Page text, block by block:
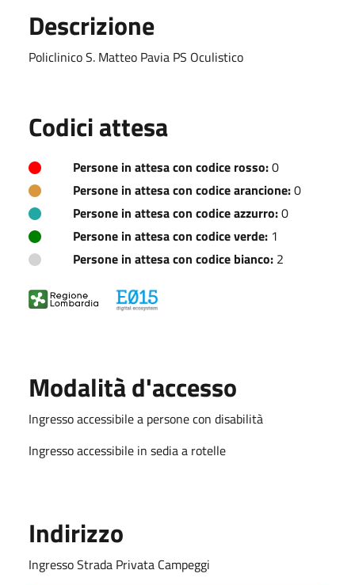
Descrizione
Policlinico S. Matteo Pavia PS Oculistico
Codici attesa
Persone in attesa con codice rosso:0
Persone in attesa con codice arancione:0
Persone in attesa con codice azzurro:0
Persone in attesa con codice verde: 1
Persone in attesa con codice bianco: 2
Modalità d'accesso
Ingresso accessibile a persone con disabilità
Ingresso accessibile in sedia a rotelle
Indirizzo
Ingresso Strada Privata Campeggi